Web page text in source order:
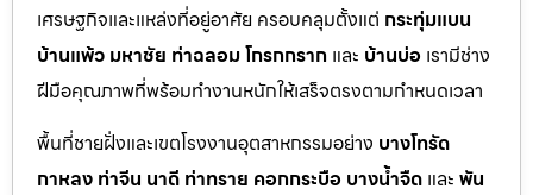
เศรษฐกิจและแหล่งที่อยู่อาศัย ครอบคลุมตั้งแต่ กระทุ่มแบน
บ้านแพ้ว มหาชัย ท่าฉลอมโกรกกราก และ บ้านบ่อ เรามีช่าง
ฝีมือคุณภาพที่พร้อมทำงานหนักให้เสร็จตรงตามกำหนดเวลา
พื้นที่ชายฝั่งและเขตโรงงานอุตสาหกรรมอย่าง บางโทรัด
กาหลง ท่าจีน นาดี ท่าทราย คอกกระบือ บางน้ำจืด และ พัน